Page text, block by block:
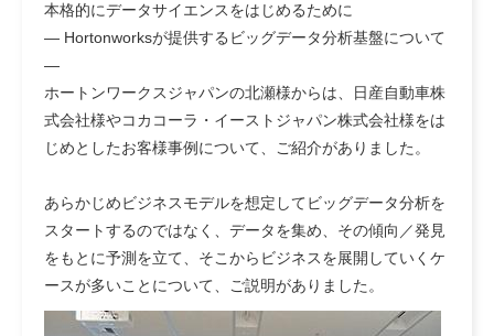
本格的にデータサイエンスをはじめるために
― Hortonworksが提供するビッグデータ分析基盤について
―
ホートンワークスジャパンの北瀬様からは、日産自動車株
式会社様やコカコーラ・イーストジャパン株式会社様をは
じめとしたお客様事例について、ご紹介がありました。
あらかじめビジネスモデルを想定してビッグデータ分析を
スタートするのではなく、データを集め、その傾向／発見
をもとに予測を立て、そこからビジネスを展開していくケ
ースが多いことについて、ご説明がありました。